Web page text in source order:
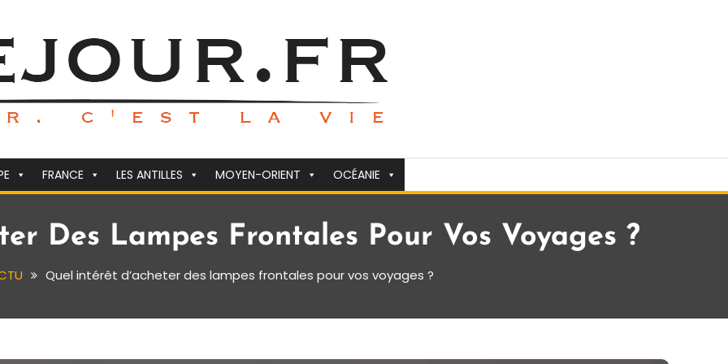
FRANCE LES ANTILLES MOYEN-ORIENT OCÉANIE
Des Lampes Frontales Pour Vos Voyages ?
Quel intérêt d’acheter des lampes frontales pour vos voyages ?